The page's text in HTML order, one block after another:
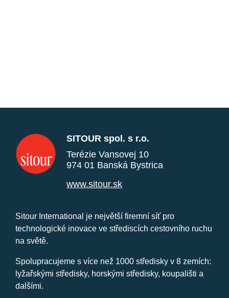
SITOUR spol. s r.o.
Terézie Vansovej 10
974 01 Banská Bystrica
www.sitour.sk
Sitour International je největší firemní síť pro
technologické inovace ve střediscích cestovního ruchu
na světě.
Spolupracujeme s více než 1000 středisky v 8 zemích:
lyžařskými středisky, horskými středisky, koupališti a
dalšími.